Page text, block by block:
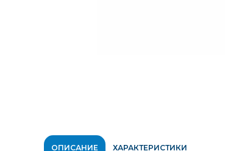
ОПИСАНИЕ ХАРАКТЕРИСТИКИ